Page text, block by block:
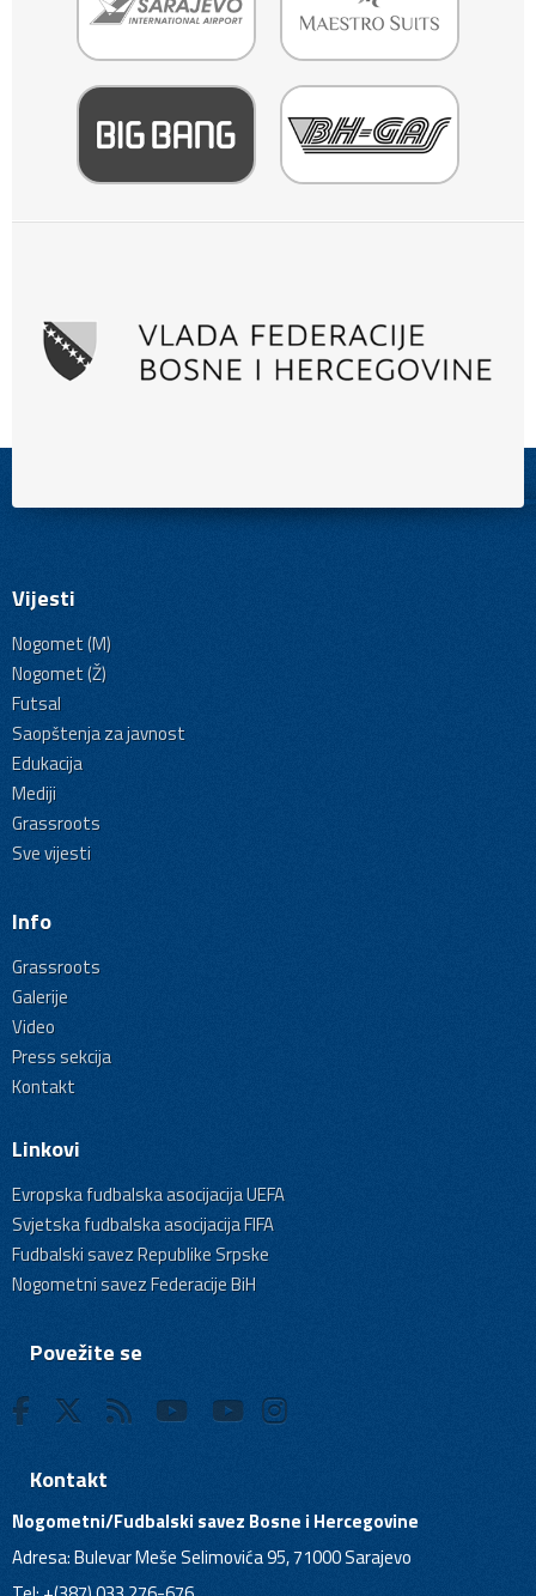
Vijesti
Nogomet (M)
Nogomet (Ž)
Futsal
Saopštenja za javnost
Edukacija
Mediji
Grassroots
Sve vijesti
Info
Grassroots
Galerije
Video
Press sekcija
Kontakt
Linkovi
Evropska fudbalska asocijacija UEFA
Svjetska fudbalska asocijacija FIFA
Fudbalski savez Republike Srpske
Nogometni savez Federacije BiH
Povežite se
Kontakt
Nogometni/Fudbalski savez Bosne i Hercegovine
Adresa: Bulevar Meše Selimovića 95, 71000 Sarajevo